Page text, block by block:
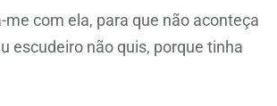
com ela, para que não aconteça
escudeiro não quis, porque tinha